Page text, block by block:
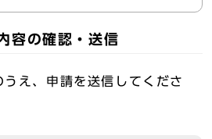
容の確認・送信
うえ、申請を送信してくださ